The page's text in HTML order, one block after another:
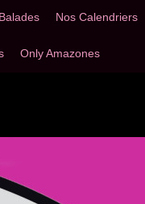
Nos Calendriers
Only Amazones